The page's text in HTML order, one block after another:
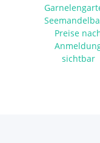
10 Stück
Preise
sichtbar